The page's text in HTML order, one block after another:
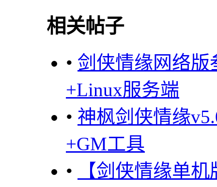
相关帖子
• 剑侠情缘网络版
+Linux服务端
• 神枫剑侠情缘
+GM工具
•
【剑侠情缘单